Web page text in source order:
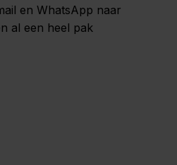
en WhatsApp naar
al een heel pak